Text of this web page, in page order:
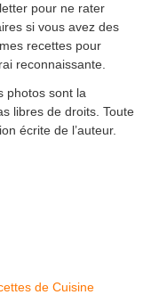
pour ne rater
si vous avez des
recettes pour
reconnaissante.
photos sont la
libres de droits. Toute
écrite de l’auteur.
de Cuisine